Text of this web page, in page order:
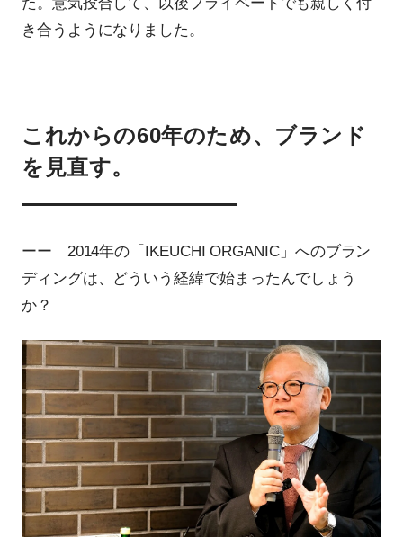
き合うようになりました。
これからの60年のため、ブランド
を見直す。
ーー 2014年の「IKEUCHI ORGANIC」へのブラン
ディングは、どういう経緯で始まったんでしょう
か？